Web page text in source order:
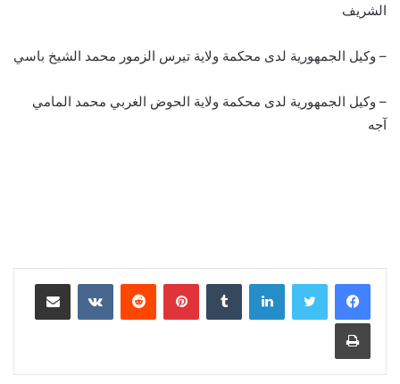
الشريف
– وكيل الجمهورية لدى محكمة ولاية تيرس الزمور محمد الشيخ باسي
– وكيل الجمهورية لدى محكمة ولاية الحوض الغربي محمد المامي
آجه
لينكدإن بينتيريست مشاركة عبر البريد
طباعة